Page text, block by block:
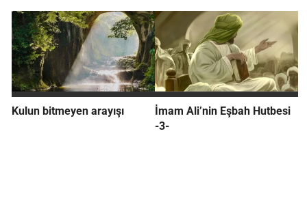
Kulun bitmeyen arayışı
İmam Ali’nin Eşbah Hutbesi
-3-